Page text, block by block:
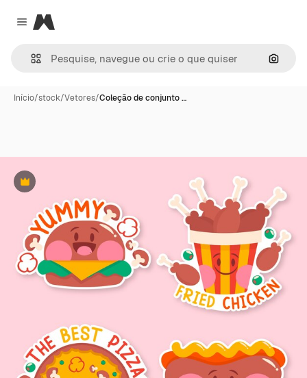
Close menu
Magnific
Início/stock/Vetores/Coleção de conjunto …
Premium